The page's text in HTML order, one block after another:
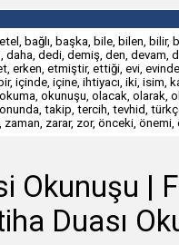
, bağlı, başka, bile, bilen, bilir,
, daha, dedi, demiş, den, devam,
, erken, etmiştir, ettiği, evi, evinde
, içinde, içine, ihtiyacı, iki, isim,
okuma, okunuşu, olacak, olarak,
, takip, tercih, tevhid,
zaman, zarar, zor, önceki, önemi,
Okunuşu |
Duası